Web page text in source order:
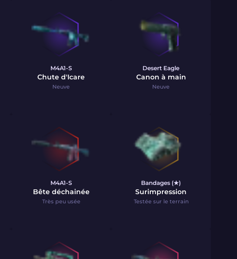
M4A1-S
Chute d'Icare
Neuve
Desert Eagle
Canon à main
Neuve
M4A1-S
Bête déchainée
Très peu usée
Bandages (★)
Surimpression
Testée sur le terrain